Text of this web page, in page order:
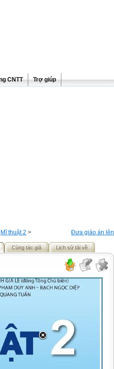
CNTT Trợ giúp
Đưa giáo án lên
Mĩ thuật 2 >
Cùng tác giả Lịch sử tải về